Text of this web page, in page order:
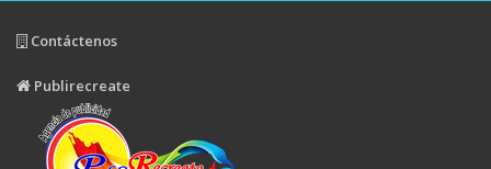
Contáctenos
Publirecreate